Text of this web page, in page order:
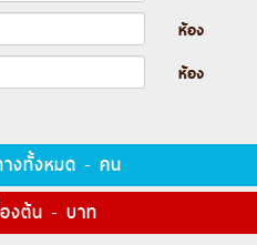
ห้อง
ห้อง
งทั้งหมด - คน
งต้น - บาท